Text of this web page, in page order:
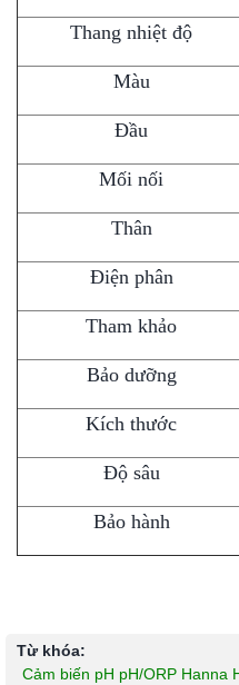
Thang nhiệt độ
Màu
Đầu
Mối nối
Thân
Điện phân
Tham khảo
Bảo dưỡng
Kích thước
Độ sâu
Bảo hành
Từ khóa:
Cảm biến pH pH/ORP Hanna